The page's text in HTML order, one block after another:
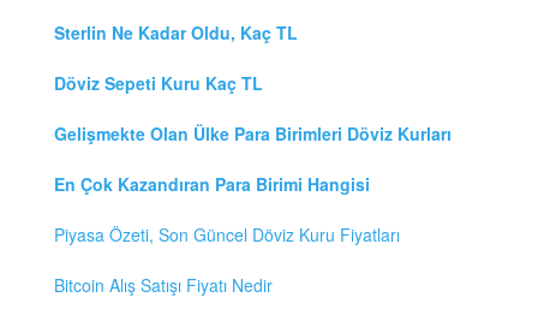
Sterlin Ne Kadar Oldu, Kaç TL
Döviz Sepeti Kuru Kaç TL
Gelişmekte Olan Ülke Para Birimleri Döviz Kurları
En Çok Kazandıran Para Birimi Hangisi
Piyasa Özeti, Son Güncel Döviz Kuru Fiyatları
Bitcoin Alış Satışı Fiyatı Nedir